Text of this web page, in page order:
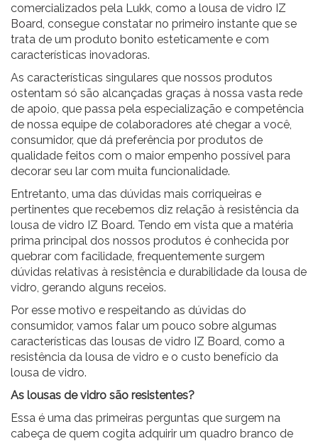
comercializados pela Lukk, como a lousa de vidro IZ
Board, consegue constatar no primeiro instante que se
trata de um produto bonito esteticamente e com
características inovadoras.
As características singulares que nossos produtos
ostentam só são alcançadas graças à nossa vasta rede
de apoio, que passa pela especialização e competência
de nossa equipe de colaboradores até chegar a você,
consumidor, que dá preferência por produtos de
qualidade feitos com o maior empenho possível para
decorar seu lar com muita funcionalidade.
Entretanto, uma das dúvidas mais corriqueiras e
pertinentes que recebemos diz relação à resistência da
lousa de vidro IZ Board. Tendo em vista que a matéria
prima principal dos nossos produtos é conhecida por
quebrar com facilidade, frequentemente surgem
dúvidas relativas à resistência e durabilidade da lousa de
vidro, gerando alguns receios.
Por esse motivo e respeitando as dúvidas do
consumidor, vamos falar um pouco sobre algumas
características das lousas de vidro IZ Board, como a
resistência da lousa de vidro e o custo benefício da
lousa de vidro.
As lousas de vidro são resistentes?
Essa é uma das primeiras perguntas que surgem na
cabeça de quem cogita adquirir um quadro branco de